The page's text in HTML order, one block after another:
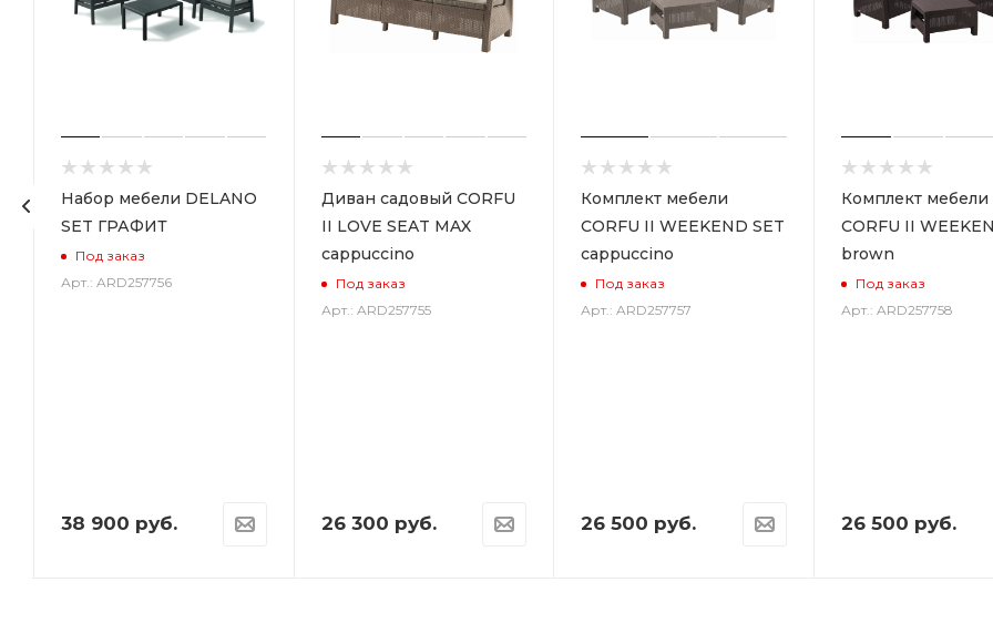
Набор мебели DELANO
SET ГРАФИТ
Под заказ
Арт.: ARD257756
38 900 руб.
Диван садовый CORFU
II LOVE SEAT MAX
cappuccino
Под заказ
Арт.: ARD257755
26 300 руб.
Комплект мебели
CORFU II WEEKEND SET
cappuccino
Под заказ
Арт.: ARD257757
26 500 руб.
Комплект мебели
CORFU II
brown
Под заказ
Арт.: ARD257758
26 500 руб.